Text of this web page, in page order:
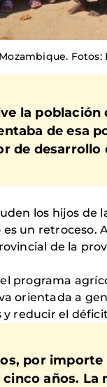
Fotos:
la
de esa
de
los hijos
es un
de la
programa
orientada a
y reducir el
por
años.